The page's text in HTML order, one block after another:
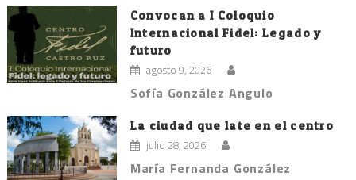
Convocan a I Coloquio
Internacional Fidel: Legado y
futuro
agosto 9, 2026
Sofía González Angulo
La ciudad que late en el centro
julio 28, 2026
María Fernanda González